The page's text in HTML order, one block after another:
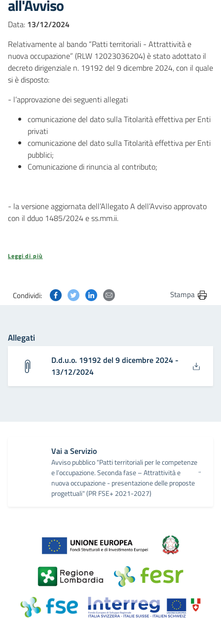
all'Avviso
Data: 13/12/2024
Relativamente al bando “Patti territoriali - Attrattività e
nuova occupazione” (RLW 12023036204) è stato adottato il
decreto dirigenziale n. 19192 del 9 dicembre 2024, con il quale
si è disposto:
- l’approvazione dei seguenti allegati
comunicazione del dato sulla Titolarità effettiva per Enti
privati
comunicazione del dato sulla Titolarità effettiva per Enti
pubblici;
Comunicazione di rinuncia al contributo;
- la versione aggiornata dell’Allegato A dell’Avviso approvato
con il dduo 1485/2024 e ss.mm.ii.
Leggi di più
Condividi: Condividi questa pagina su Facebook
Condividi questa pagina su Twitter
Condividi questa pagina su Linkedin
Condividi questa pagina via
Stampa
Allegati
D.d.u.o. 19192 del 9 dicembre 2024 -
13/12/2024
Vai a Servizio
Avviso pubblico "Patti territoriali per le competenze
e l’occupazione. Seconda fase – Attrattività e
nuova occupazione - presentazione delle proposte
progettuali" (PR FSE+ 2021-2027)